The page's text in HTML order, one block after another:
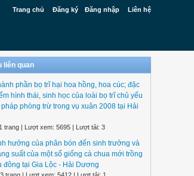
Trang chủ Đăng ký Đăng nhập Liên hệ
liên quan
phần bọ trĩ hại hoa hồng, hoa cúc; đặc
hình thái, sinh học của loài bọ trĩ chủ yếu
phòng trừ trong vụ xuân 2008 tại Hải
trang | Lượt xem: 5695 | Lượt tải: 3
hưởng của phân bón đến sinh trưởng và
suất của một số giống cà chua mới trồng
đông tại Gia Lộc - Hải Dương